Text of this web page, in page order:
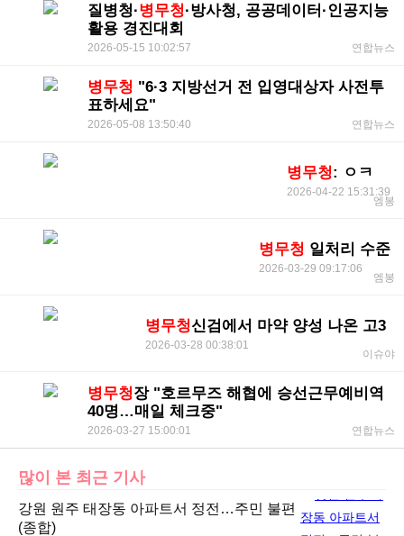
질병청·병무청·방사청, 공공데이터·인공지능
활용 경진대회
2026-05-15 10:02:57 연합뉴스
병무청 "6·3 지방선거 전 입영대상자 사전투
표하세요"
2026-05-08 13:50:40 연합뉴스
병무청: ㅇㅋ
2026-04-22 15:31:39
엠봉
병무청 일처리 수준
2026-03-29 09:17:06
엠봉
병무청신검에서 마약 양성 나온 고3
2026-03-28 00:38:01
이슈야
병무청장 "호르무즈 해협에 승선근무예비역
40명…매일 체크중"
2026-03-27 15:00:01 연합뉴스
많이 본 최근 기사
강원 원주 태장동 아파트서 정전…주민 불편
(종합)